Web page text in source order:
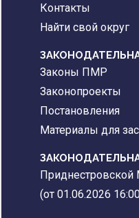
Контакты
Найти свой округ
Законы ПМР
Законопроекты
Постановления
Материалы для
Приднестровской
(от 01.06.2026